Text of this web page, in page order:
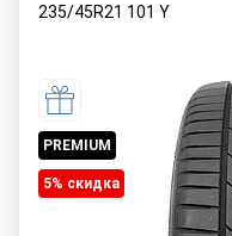
235/45R21 101 Y
PREMIUM
5% cкидка